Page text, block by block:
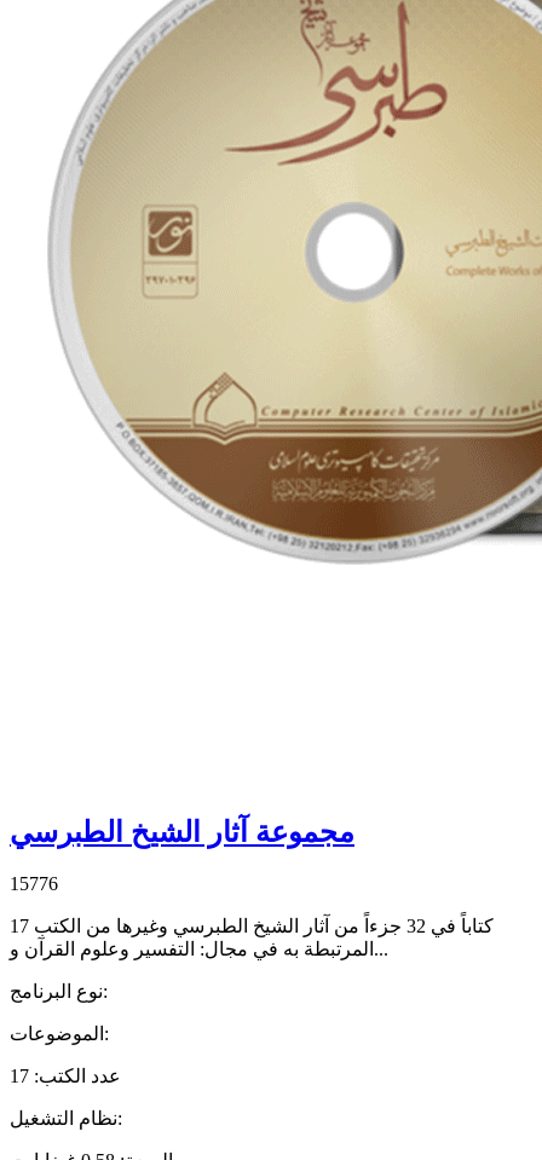
مجموعة آثار الشیخ الطبرسي
15776
17 کتاباً في 32 جزءاً من آثار الشیخ الطبرسي وغيرها من الكتب
المرتبطة به في مجال: التفسیر وعلوم القرآن و...
نوع البرنامج:
الموضوعات :
عدد الكتب:
17
نظام التشغیل: